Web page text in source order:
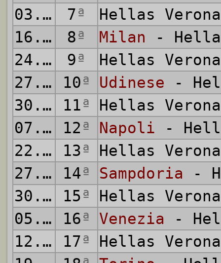
03.10.2021
7ª
Hellas
16.10.2021
8ª Milan -
24.10.2021
9ª
Hellas
27.10.2021
10ª Udinese -
30.10.2021
11ª
Hellas
07.11.2021
12ª Napoli -
22.11.2021
13ª
Hellas
27.11.2021
14ª Sampdoria -
30.11.2021
15ª
Hellas
05.12.2021
16ª Venezia -
12.12.2021
17ª
Hellas